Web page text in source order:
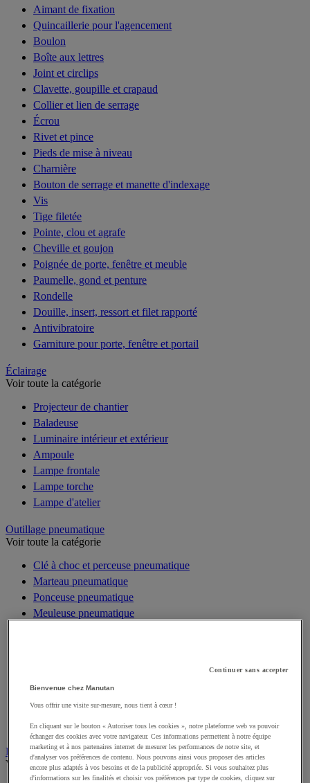
Aimant de fixation
Quincaillerie pour l'agencement
Boulon
Boîte aux lettres
Joint et circlips
Clavette, goupille et crapaud
Collier et lien de serrage
Écrou
Rivet et pince
Pieds de mise à niveau
Charnière
Bouton de serrage et manette d'indexage
Vis
Tige filetée
Pointe, clou et agrafe
Cheville et goujon
Poignée de porte, fenêtre et meuble
Paumelle, gond et penture
Rondelle
Douille, insert, ressort et filet rapporté
Antivibratoire
Garniture pour porte, fenêtre et portail
Éclairage
Voir toute la catégorie
Projecteur de chantier
Baladeuse
Luminaire intérieur et extérieur
Ampoule
Lampe frontale
Lampe torche
Lampe d'atelier
Outillage pneumatique
Voir toute la catégorie
Clé à choc et perceuse pneumatique
Marteau pneumatique
Ponceuse pneumatique
Meuleuse pneumatique
Riveteuse pneumatique
Outils pneumatiques spécifiques
Coffret d'outils pneumatiques
Électricité
Voir toute la catégorie
Continuer sans accepter
Bienvenue chez Manutan
Vous offrir une visite sur-mesure, nous tient à cœur !
En cliquant sur le bouton « Autoriser tous les cookies », notre plateforme web va pouvoir
échanger des cookies avec votre navigateur. Ces informations permettent à notre équipe
marketing et à nos partenaires internet de mesurer les performances de notre site, et
d'analyser vos préférences de contenu. Nous pouvons ainsi vous proposer des articles
encore plus adaptés à vos besoins et de la publicité appropriée. Si vous souhaitez plus
d'informations sur les finalités et choisir vos préférences par type de cookies, cliquez sur